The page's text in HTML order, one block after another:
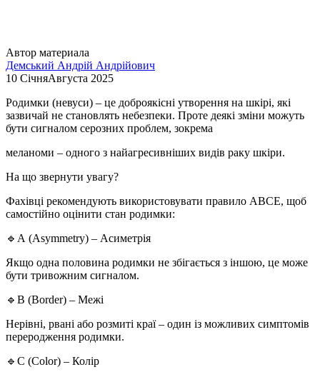
Автор материала
Демський Андрій Андрійович
10 СічняАвгуста 2025
Родимки (невуси) – це доброякісні утворення на шкірі, які
зазвичай не становлять небезпеки. Проте деякі зміни можуть
бути сигналом серозних проблем, зокрема
меланоми – одного з найагресивніших видів раку шкіри.
На що звернути увагу?
Фахівці рекомендують використовувати правило АВСЕ, щоб
самостійно оцінити стан родимки:
🔹А (Asymmetry) – Асиметрія
Якщо одна половина родимки не збігається з іншою, це може
бути тривожним сигналом.
🔹В (Border) – Межі
Нерівні, рвані або розмиті краї – один із можливих симптомів
переродження родимки.
🔹С (Color) – Колір